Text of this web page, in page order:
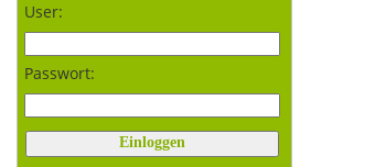
User:
Passwort: